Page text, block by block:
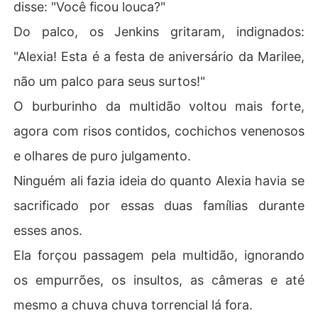
disse: "Você ficou louca?"
Do palco, os Jenkins gritaram, indignados:
"Alexia! Esta é a festa de aniversário da Marilee,
não um palco para seus surtos!"
O burburinho da multidão voltou mais forte,
agora com risos contidos, cochichos venenosos
e olhares de puro julgamento.
Ninguém ali fazia ideia do quanto Alexia havia se
sacrificado por essas duas famílias durante
esses anos.
Ela forçou passagem pela multidão, ignorando
os empurrões, os insultos, as câmeras e até
mesmo a chuva chuva torrencial lá fora.